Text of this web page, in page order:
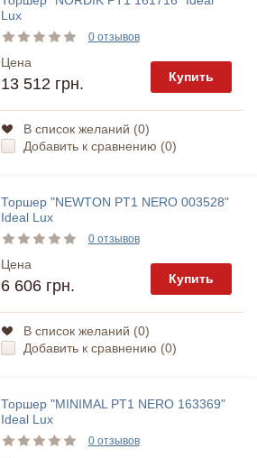
Lux
0 отзывов
Цена
13 512 грн. Купить
В список желаний (0)
Добавить к сравнению (0)
Торшер "NEWTON PT1 NERO 003528"
Ideal Lux
0 отзывов
Цена
6 606 грн. Купить
В список желаний (0)
Добавить к сравнению (0)
Торшер "MINIMAL PT1 NERO 163369"
Ideal Lux
0 отзывов